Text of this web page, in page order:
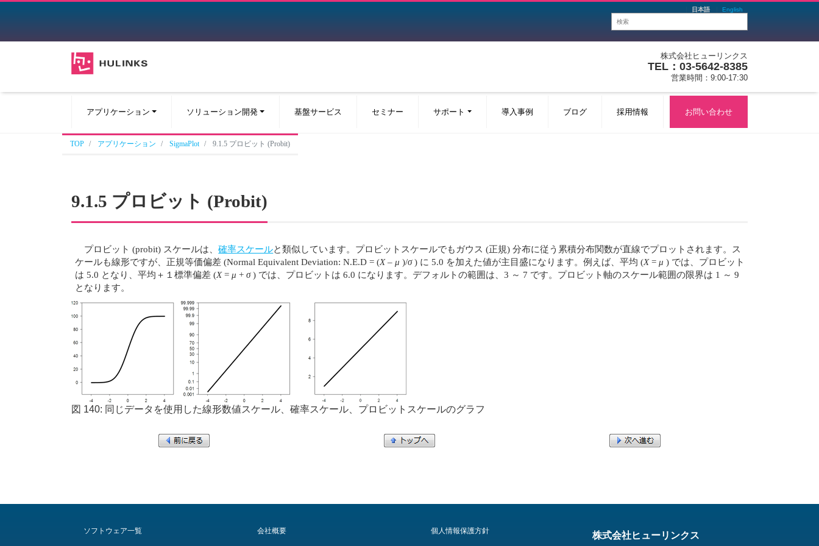
日本語 English
株式会社ヒューリンクス
TEL：03-5642-8385
営業時間：9:00-17:30
アプリケーション ソリューション開発 基盤サービス セミナー サポート 導入事例 ブログ 採用情報 お問い合わせ
TOP アプリケーション SigmaPlot 9.1.5 プロビット (Probit)
9.1.5 プロビット (Probit)
プロビット (probit) スケールは、確率スケールと類似しています。プロビットスケールでもガウス (正規) 分布に従う累積分布関数が直線でプロットされます。ス
ケールも線形ですが、正規等価偏差 (Normal Equivalent Deviation: N.E.D = (X–μ)/σ) に 5.0 を加えた値が主目盛になります。例えば、平均 (X=μ) では、プロビット
は 5.0 となり、平均＋１標準偏差 (X=μ+σ) では、プロビットは 6.0 になります。デフォルトの範囲は、3 ～ 7 です。プロビット軸のスケール範囲の限界は 1 ～ 9
となります。
図 140: 同じデータを使用した線形数値スケール、確率スケール、プロビットスケールのグラフ
ソフトウェア一覧 会社概要 個人情報保護方針 株式会社ヒューリンクス